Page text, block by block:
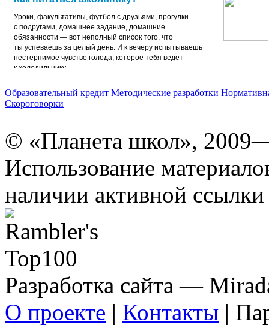
Уроки, факультативы, футбол с друзьями, прогулки
с подругами, домашнее задание, домашние
обязанности — вот неполный список того, что
ты успеваешь за целый день. И к вечеру испытываешь
неcтерпимое чувство голода, которое тебя ведет
к холодильнику.
Образовательный кредит Методические разработки
Скороговорки
© «Планета школ»,
Использование
наличии активной
Разработка сайта —
О проекте | Контакты |